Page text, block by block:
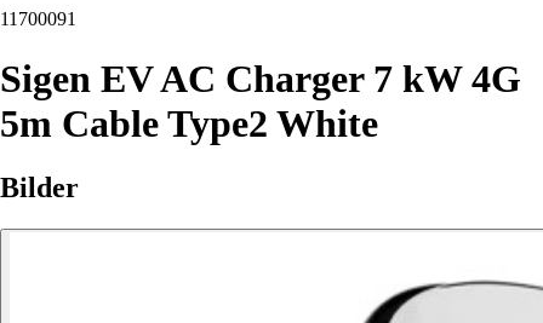
11700091
Sigen EV AC Charger 7 kW 4G
5m Cable Type2 White
Bilder